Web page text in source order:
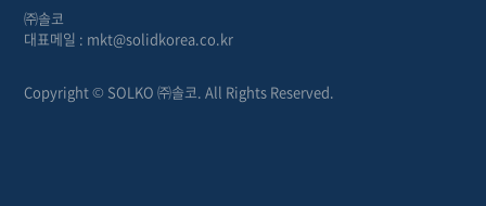
㈜솔코
대표메일 : mkt@solidkorea.co.kr
Copyright © SOLKO ㈜솔코. All Rights Reserved.